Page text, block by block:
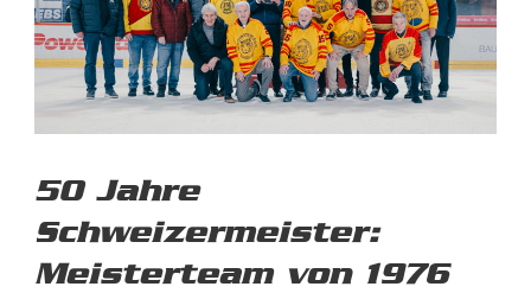
50 Jahre
Schweizermeister:
Meisterteam von 1976